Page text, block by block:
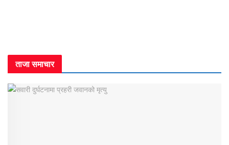
ताजा समाचार